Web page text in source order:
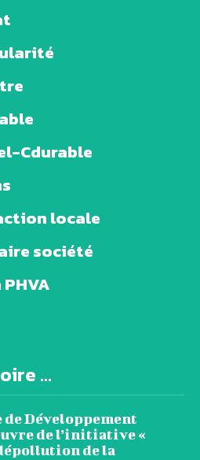
Cdurable
locale
société
...
de Développement
de l’initiative «
de la